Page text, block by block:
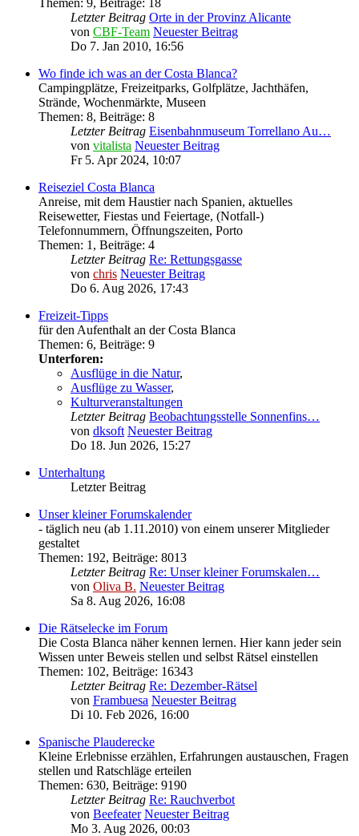
Themen: 9, Beiträge:
18
Letzter Beitrag Orte in der Provinz Alicante
von CBF-Team Neuester Beitrag
Do 7. Jan 2010, 16:56
Wo finde ich was an der Costa Blanca?
Campingplätze, Freizeitparks, Golfplätze, Jachthäfen,
Strände, Wochenmärkte, Museen
Themen: 8, Beiträge: 8
Letzter Beitrag Eisenbahnmuseum Torrellano Au…
von vitalista Neuester Beitrag
Fr 5. Apr 2024, 10:07
Reiseziel Costa Blanca
Anreise, mit dem Haustier nach Spanien, aktuelles
Reisewetter, Fiestas und Feiertage, (Notfall-)
Telefonnummern, Öffnungszeiten, Porto
Themen: 1 , Beiträge: 4
Letzter Beitrag Re: Rettungsgasse
von chris Neuester Beitrag
Do 6. Aug 2026, 17:43
Freizeit-Tipps
für den Aufenthalt an der Costa Blanca
Themen: 6, Beiträge: 9
Unterforen:
Ausflüge in die Natur,
Ausflüge zu Wasser,
Kulturveranstaltungen
Letzter Beitrag Beobachtungsstelle Sonnenfins…
von dksoft Neuester Beitrag
Do 18. Jun 2026, 15:27
Unterhaltung
Letzter Beitrag
Unser kleiner Forumskalender
- täglich neu (ab 1.11.2010) von einem unserer Mitglieder
gestaltet
Themen: 192, Beiträge: 8013
Letzter Beitrag Re: Unser kleiner Forumskalen…
von Oliva B. Neuester Beitrag
Sa 8. Aug 2026, 16:08
Die Rätselecke im Forum
Die Costa Blanca näher kennen lernen. Hier kann jeder sein
Wissen unter Beweis stellen und selbst Rätsel einstellen
Themen: 102, Beiträge: 16343
Letzter Beitrag Re: Dezember-Rätsel
von Frambuesa Neuester Beitrag
Di 10. Feb 2026, 16:00
Spanische Plauderecke
Kleine Erlebnisse erzählen, Erfahrungen austauschen, Fragen
stellen und Ratschläge erteilen
Themen: 630, Beiträge: 9190
Letzter Beitrag Re: Rauchverbot
von Beefeater Neuester Beitrag
Mo 3. Aug 2026, 00:03